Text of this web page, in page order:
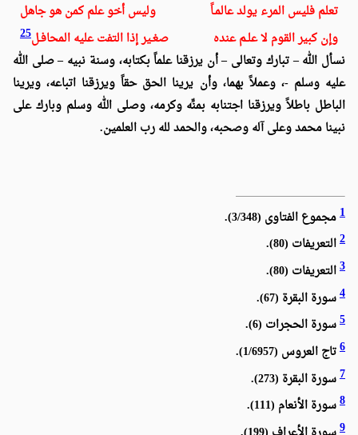
تعلم فليس المرء يولد عالمـاً وليس أخو علم كمن هو جاهل
وإن كبير القوم لا علـم عنده صغـير إذا التفت عليه المحافـل25
نسأل الله – تبارك وتعالى – أن يرزقنا علماً بكتابه، وسنة نبيه – صلى الله
عليه وسلم -، وعملاً بهما، وأن يرينا الحق حقاً ويرزقنا اتباعه، ويرينا
الباطل باطلاً ويرزقنا اجتنابه بمنِّه وكرمه، وصلى الله وسلم وبارك على
نبينا محمد وعلى آله وصحبه، والحمد لله رب العلمين.
1مجموع الفتاوى (3/348).
2التعريفات (80).
3التعريفات (80).
4سورة البقرة (67).
5سورة الحجرات (6).
6تاج العروس (1/6957).
7سورة البقرة (273).
8سورة الأنعام (111).
9